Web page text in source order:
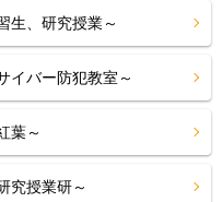
、研究授業～
バー防犯教室～
葉～
授業研～